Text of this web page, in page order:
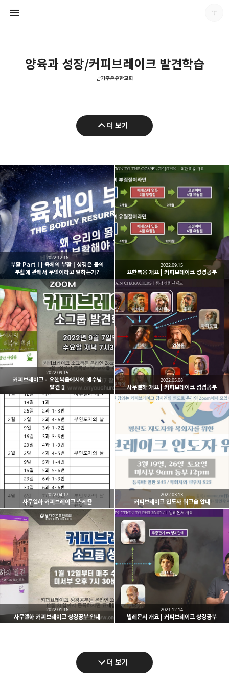
양육과 성장/커피브레이크 발견학습
남가주온유한교회
더 보기
부활 Part I | 육체의 부활 | 성경은 몸의
부활에 관해서 무엇이라고 말하는가?
2022.12.16
요한복음 개요 | 커피브레이크 성경공부
2022.09.15
커피브레이크 - 요한복음에서의 예수님
발견 1
2022.09.15
사무엘하 개요 | 커피브레이크 성경공부
2022.05.08
사무엘하 커피브레이크 스케쥴
2022.04.17
커피브레이크 인도자 워크숍 안내
2022.03.13
사무엘하 커피브레이크 성경공부 안내
2022.01.16
빌레몬서 개요 | 커피브레이크 성경공부
2021.12.14
더 보기
남가주온유한교회
남가주온유한교회